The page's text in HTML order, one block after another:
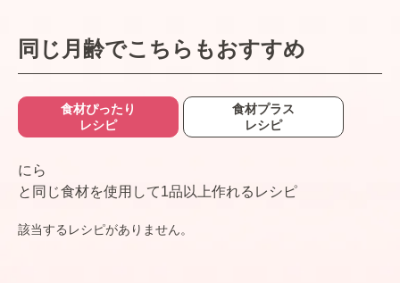
同じ月齢でこちらもおすすめ
食材ぴったり
レシピ
食材プラス
レシピ
にら
と同じ食材を使用して1品以上作れるレシピ
該当するレシピがありません。